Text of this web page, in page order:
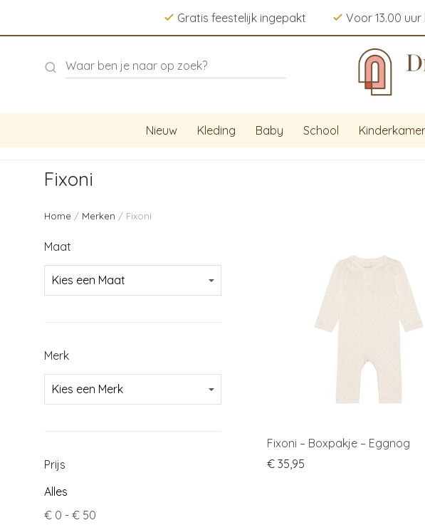
Gratis feestelijk ingepakt Voor 13.00
Nieuw Kleding Baby School Kinderkamer
Fixoni
Home / Merken / Fixoni
Maat
Merk
Prijs
Alles
€ 0 - € 50
Fixoni – Boxpakje – Eggnog
€35,95